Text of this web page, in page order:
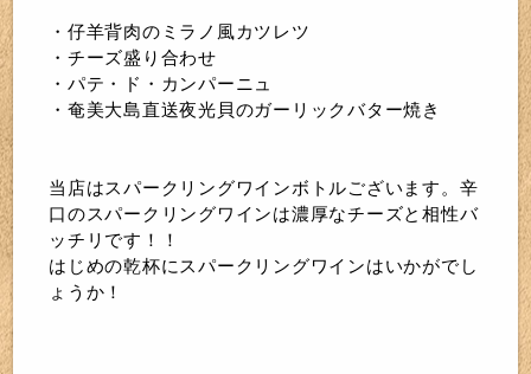
・仔羊背肉のミラノ風カツレツ
・チーズ盛り合わせ
・パテ・ド・カンパーニュ
・奄美大島直送夜光貝のガーリックバター焼き
当店はスパークリングワインボトルございます。辛
口のスパークリングワインは濃厚なチーズと相性バ
ッチリです！！
はじめの乾杯にスパークリングワインはいかがでし
ょうか！